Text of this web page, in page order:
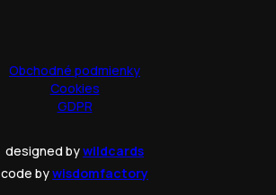
Obchodné podmienky
Cookies
GDPR
designed bywildcards
code bywisdomfactory